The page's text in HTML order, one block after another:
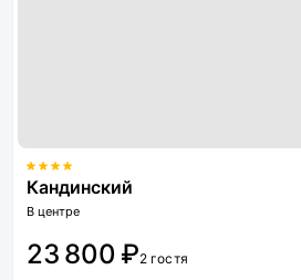
Кандинский
В центре
23 800 ₽2 гостя